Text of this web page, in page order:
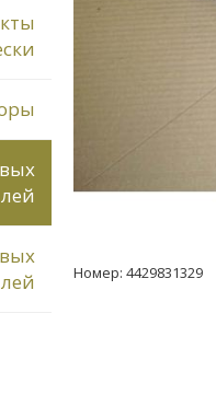
Номер: 4429831329